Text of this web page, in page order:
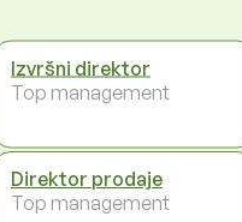
Izvršni direktor
Top management
Direktor prodaje
Top management